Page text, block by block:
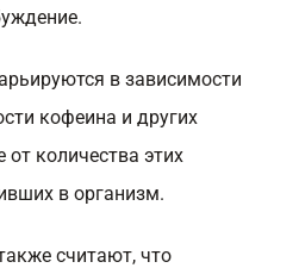
в зависимости
кофеина и других
от количества этих
в организм.
считают, что